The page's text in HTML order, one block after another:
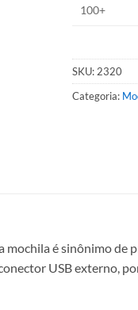
100+
SKU: 2320
Categoria:
é sinônimo de
USB externo,